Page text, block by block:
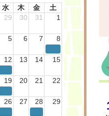
水 木 金
土
29 30 31 1
5 6 7 8
12 13 14 15
19 20 21 22
26 27 28 29